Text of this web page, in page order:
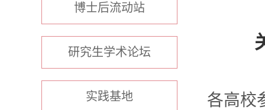
博士后流动站
研究生学术论坛
实践基地
各高校